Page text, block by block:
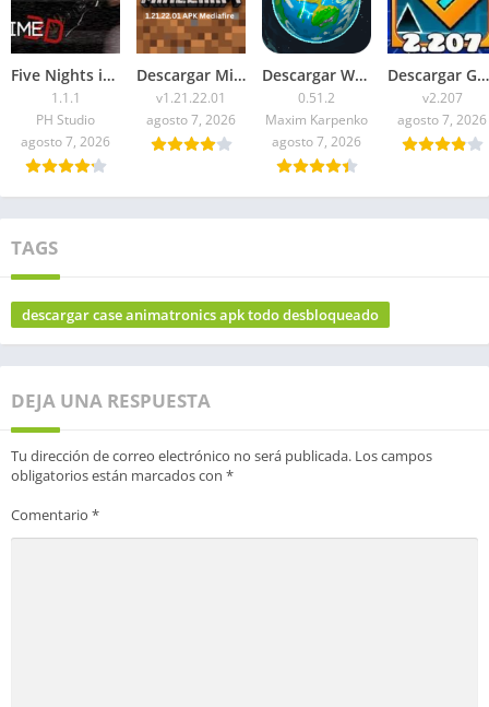
Five Nights in Anime 3D APK 2026 para Android
1.1.1
PH Studio
agosto 7, 2026
Descargar Minecraft 1.21.22.01 APK Mediafire
v1.21.22.01
agosto 7, 2026
Descargar WorldBox Premium APK Todo Desbloqueado 2026
0.51.2
Maxim Karpenko
agosto 7, 2026
Descargar Geometry Dash 2.207 APK 2026 Todo Desbloqueado
v2.207
agosto 7, 2026
TAGS
descargar case animatronics apk todo desbloqueado
DEJA UNA RESPUESTA
Tu dirección de correo electrónico no será publicada. Los campos
obligatorios están marcados con *
Comentario *